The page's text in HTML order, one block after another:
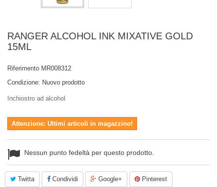
RANGER ALCOHOL INK MIXATIVE GOLD
15ML
Riferimento MR008312
Condizione: Nuovo prodotto
Inchiostro ad alcohol
Attenzione: Ultimi articoli in magazzino!
Nessun punto fedeltà per questo prodotto.
Twitta Condividi Google+ Pinterest